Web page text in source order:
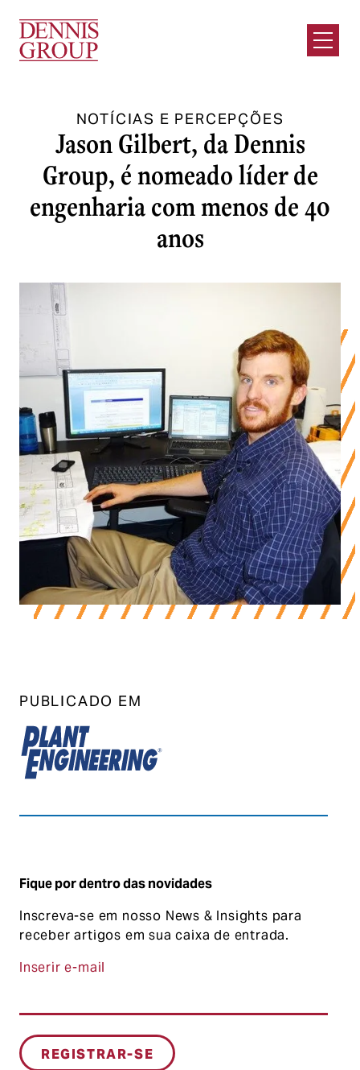
Abrir
Jason Gilbert, da Dennis
Group, é nomeado líder de
engenharia com menos de 40
anos
NOTÍCIAS E PERCEPÇÕES
PUBLICADO EM
Fique por dentro das novidades
Inscreva-se em nosso News & Insights para
receber artigos em sua caixa de entrada.
Inserir e-mail